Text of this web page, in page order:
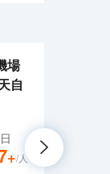
場
自
+/人